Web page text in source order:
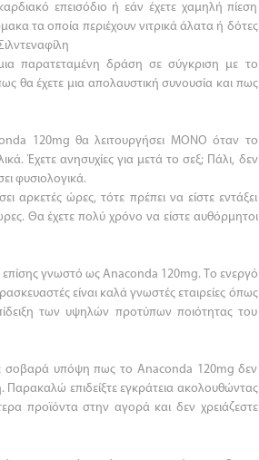
επεισόδιο ή εάν έχετε χαμηλή πίεση
τα οποία περιέχουν νιτρικά άλατα ή δότες
παρατεταμένη δράση σε σύγκριση με το
θα έχετε μια απολαυστική συνουσία και πως
120mg θα λειτουργήσει ΜΟΝΟ όταν το
Έχετε ανησυχίες για μετά το σεξ; Πάλι, δεν
φυσιολογικά.
αρκετές ώρες, τότε πρέπει να είστε εντάξει
Θα έχετε πολύ χρόνο να είστε αυθόρμητοι
επίσης γνωστό ως Anaconda 120mg. Το ενεργό
είναι καλά γνωστές εταιρείες όπως
των υψηλών προτύπων ποιότητας του
σοβαρά υπόψη πως το Anaconda 120mg δεν
Παρακαλώ επιδείξτε εγκράτεια ακολουθώντας
προϊόντα στην αγορά και δεν χρειάζεστε